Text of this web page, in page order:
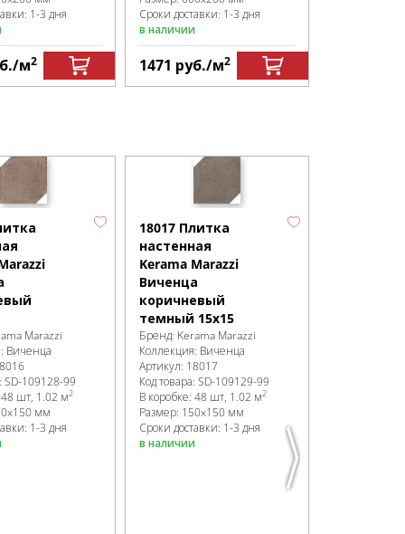
1-3 дня
/м2
Сроки доставки: 1-3 дня
в наличии
1471 руб./м2
Marazzi
Виченца
SD-109128-99
48 шт, 1.02 м2
мм
1-3 дня
18017 Плитка
настенная
Kerama Marazzi
Виченца
коричневый
темный 15х15
Бренд: Kerama Marazzi
Коллекция: Виченца
Артикул: 18017
Код товара: SD-109129-99
В коробке: 48 шт, 1.02 м2
Размер: 150x150 мм
Сроки доставки: 1-3 дня
в наличии